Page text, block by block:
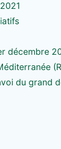
décembre
du grand